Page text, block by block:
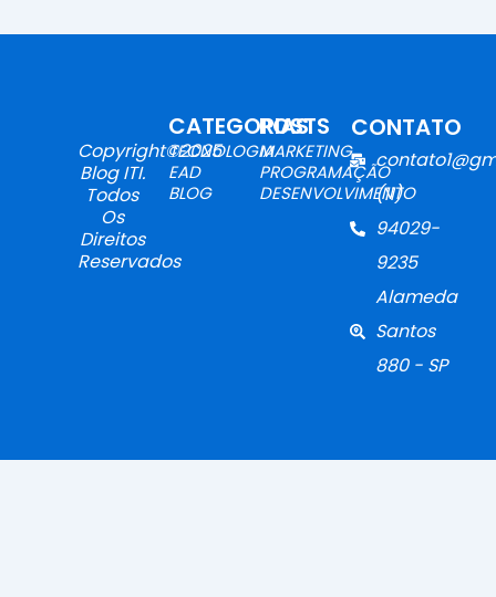
Copyright©2025
Blog ITI.
Todos
Os
Direitos
Reservados
CATEGORIAS
TECNOLOGIA
EAD
BLOG
POSTS
MARKETING
PROGRAMAÇÃO
DESENVOLVIMENTO
CONTATO
(11)
94029-
9235
Alameda
Santos
880 - SP